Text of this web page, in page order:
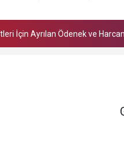
İçin Ayrılan Ödenek ve